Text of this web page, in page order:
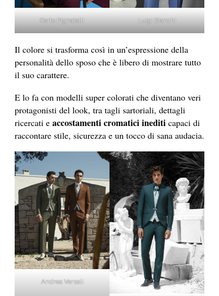
Carlo Pignatelli Luigi Bianchi
Il colore si trasforma così in un’espressione della
personalità dello sposo che è libero di mostrare tutto
il suo carattere.
E lo fa con modelli super colorati che diventano veri
protagonisti del look, tra tagli sartoriali, dettagli
ricercati e accostamenti cromatici inediti capaci di
raccontare stile, sicurezza e un tocco di sana audacia.
Andrea Versali